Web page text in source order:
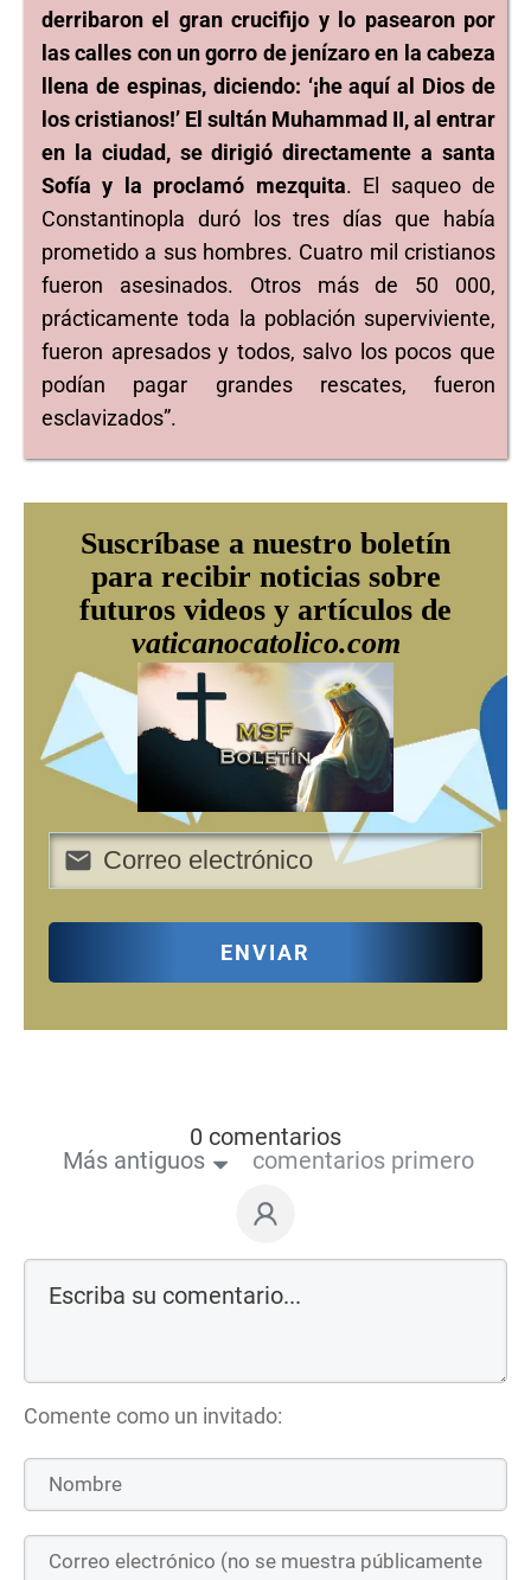
derribaron el gran crucifijo y lo pasearon por
las calles con un gorro de jenízaro en la cabeza
llena de espinas, diciendo: ‘¡he aquí al Dios de
los cristianos!’ El sultán Muhammad II, al entrar
en la ciudad, se dirigió directamente a santa
Sofía y la proclamó mezquita. El saqueo de
Constantinopla duró los tres días que había
prometido a sus hombres. Cuatro mil cristianos
fueron asesinados. Otros más de 50 000,
prácticamente toda la población superviviente,
fueron apresados y todos, salvo los pocos que
podían pagar grandes rescates, fueron
esclavizados”.
Suscríbase a nuestro boletín
para recibir noticias sobre
futuros videos y artículos de
vaticanocatolico.com
ENVIAR
0 comentarios
Más antiguos
comentarios primero
Comente como un invitado: